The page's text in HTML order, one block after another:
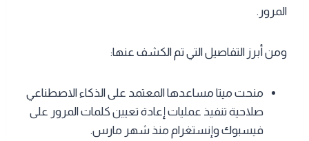
المرور.
ومن أبرز التفاصيل التي تم الكشف عنها:
منحت ميتا مساعدها المعتمد على الذكاء الاصطناعي
صلاحية تنفيذ عمليات إعادة تعيين كلمات المرور على
فيسبوك وإنستغرام منذ شهر مارس.